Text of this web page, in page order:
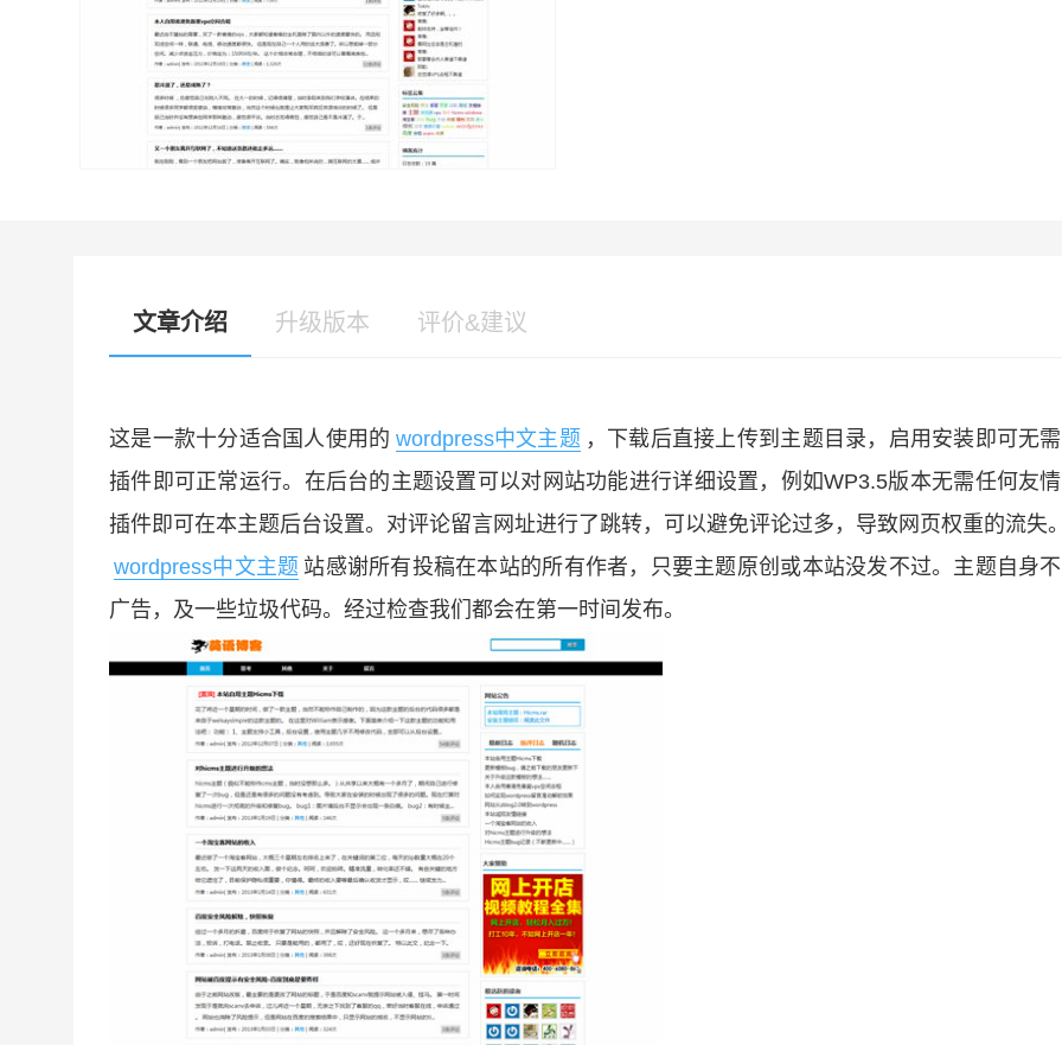
文章介绍 升级版本 评价&建议
这是一款十分适合国人使用的 wordpress中文主题 ，下载后直接上传到主题目录，启用安装即可无
插件即可正常运行。在后台的主题设置可以对网站功能进行详细设置，例如WP3.5版本无需任何友
插件即可在本主题后台设置。对评论留言网址进行了跳转，可以避免评论过多，导致网页权重的流失
wordpress中文主题 站感谢所有投稿在本站的所有作者，只要主题原创或本站没发不过。主题自身
广告，及一些垃圾代码。经过检查我们都会在第一时间发布。